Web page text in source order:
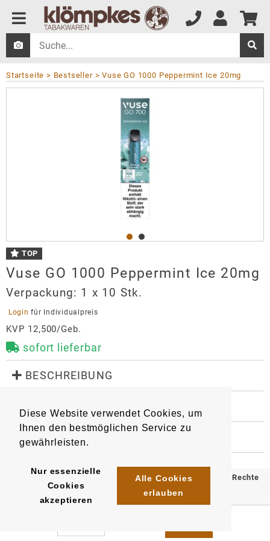
Diese Website verwendet Cookies, um
Ihnen den bestmöglichen Service zu
gewährleisten.
Nur essenzielle
Cookies
akzeptieren
Alle Cookies
erlauben
Startseite Bestseller Vuse GO 1000 Peppermint Ice 20mg
TOP
Vuse GO 1000 Peppermint Ice 20mg
Verpackung: 1 x 10 Stk.
Login für Individualpreis
KVP 12,500/Geb.
sofort lieferbar
BESCHREIBUNG
Inhalt: 2ml e-Liquid
Nikotin: 20mg/ml
Artikel 8795 EAN/ Gebinde1
4031300317136
EAN/Gebinde10:
HERSTELLER
20mg
Hersteller
British American Tobacco (Germany) GmbH
Cigarettenfabrik
© 2025 Klömpkes Heinrich Inh. Marion Winkels e.K. Alle Rechte
vorbehalten.